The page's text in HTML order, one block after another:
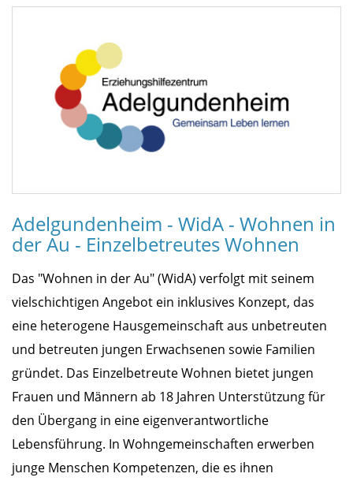
Adelgundenheim - WidA - Wohnen in
der Au - Einzelbetreutes Wohnen
Das "Wohnen in der Au" (WidA) verfolgt mit seinem
vielschichtigen Angebot ein inklusives Konzept, das
eine heterogene Hausgemeinschaft aus unbetreuten
und betreuten jungen Erwachsenen sowie Familien
gründet. Das Einzelbetreute Wohnen bietet jungen
Frauen und Männern ab 18 Jahren Unterstützung für
den Übergang in eine eigenverantwortliche
Lebensführung. In Wohngemeinschaften erwerben
junge Menschen Kompetenzen, die es ihnen